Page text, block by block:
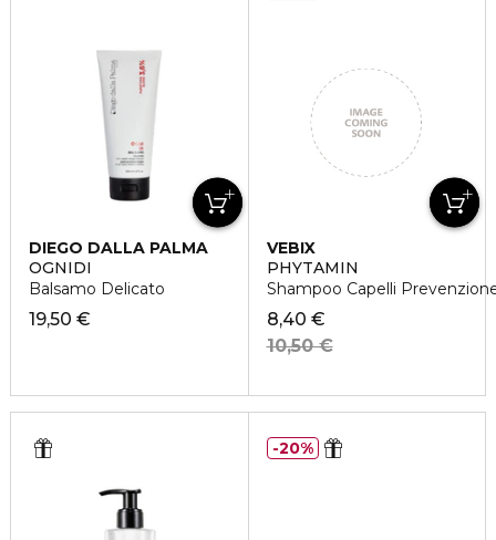
DIEGO DALLA PALMA
OGNIDI
Balsamo Delicato
19,50 €
VEBIX
PHYTAMIN
Shampoo Capelli
8,40 €
10,50 €
20%